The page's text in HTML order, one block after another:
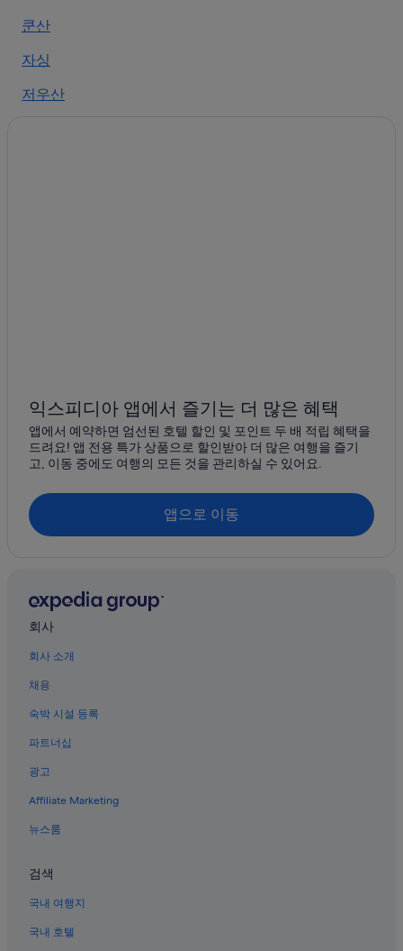
양쯔강 삼각주의 사우나가 있는 호텔
양쯔강 삼각주의 골프 호텔
상하이의 로맨틱 호텔
상하이의 허니문 리조트 및 호텔
상하이의 주차 가능 호텔
상하이의 간이 주방이 있는 호텔
양쯔강 삼각주의 반려동물 동반 가능 호텔
상하이의 2성급 호텔
상하이의 Jinjiang Inn 호텔
상하이의 호스텔
상하이의 리조트
양쯔강 삼각주의 Ascott 호텔
양쯔강 삼각주의 WiFi 제공 호텔
상하이의 비즈니스 호텔
상하이 호텔
양쯔강 삼각주의 가족 여행 호텔
쿤산
자싱
저우산
와이가오차오
치동
펑전
루차오강
진샨쥐
차이위안
익스피디아 앱에서 즐기는 더 많은 혜택
앱에서 예약하면 엄선된 호텔 할인 및 포인트 두 배 적립 혜택을
드려요! 앱 전용 특가 상품으로 할인받아 더 많은 여행을 즐기
고, 이동 중에도 여행의 모든 것을 관리하실 수 있어요.
앱으로 이동
회사
회사 소개
채용
숙박 시설 등록
파트너십
광고
Affiliate Marketing
뉴스룸
검색
국내 여행지
국내 호텔